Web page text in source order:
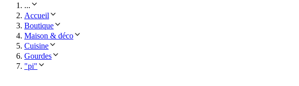
...
Accueil
Boutique
Maison & déco
Cuisine
Gourdes
"pi"